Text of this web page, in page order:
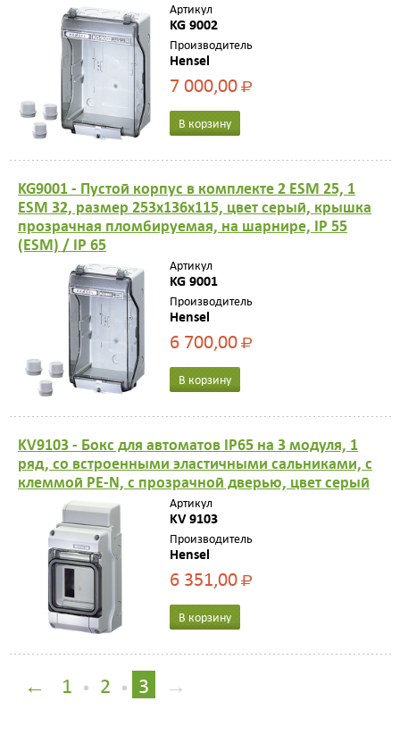
Артикул
KG 9002
Производитель
Hensel
7 000,00Р
В корзину
KG9001 - Пустой корпус в комплекте 2 ESM 25, 1
ESM 32, размер 253х136х115, цвет серый, крышка
прозрачная пломбируемая, на шарнире, IP 55
(ESM) / IP 65
Артикул
KG 9001
Производитель
Hensel
6 700,00Р
В корзину
KV9103 - Бокс для автоматов IP65 на 3 модуля, 1
ряд, со встроенными эластичными сальниками, с
клеммой PE-N, с прозрачной дверью, цвет серый
Артикул
KV 9103
Производитель
Hensel
6 351,00Р
В корзину
← 1 • 2 • 3 →